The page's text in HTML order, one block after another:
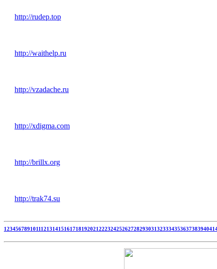
http://rudep.top
http://waithelp.ru
http://vzadache.ru
http://xdigma.com
http://brillx.org
http://trak74.su
1234567891011121314151617181920212223242526272829303132333435363738394041